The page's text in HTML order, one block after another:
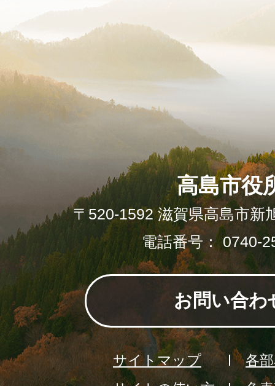
高島市役
〒520-1592 滋賀県高島市新
電話番号： 0740-
お問い合わ
サイトマップ
各